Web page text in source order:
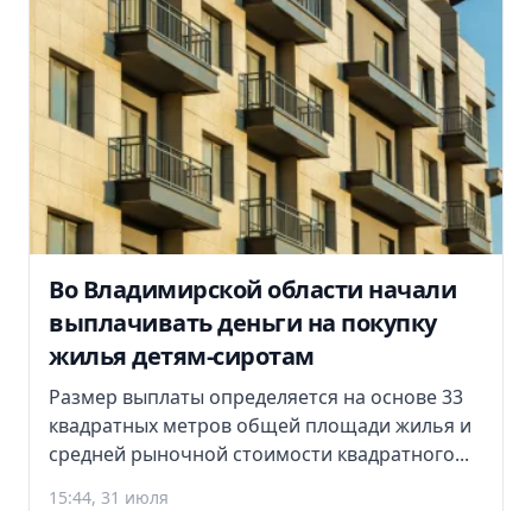
Во Владимирской области начали
выплачивать деньги на покупку
жилья детям-сиротам
Размер выплаты определяется на основе 33
квадратных метров общей площади жилья и
средней рыночной стоимости квадратного...
15:44, 31 июля